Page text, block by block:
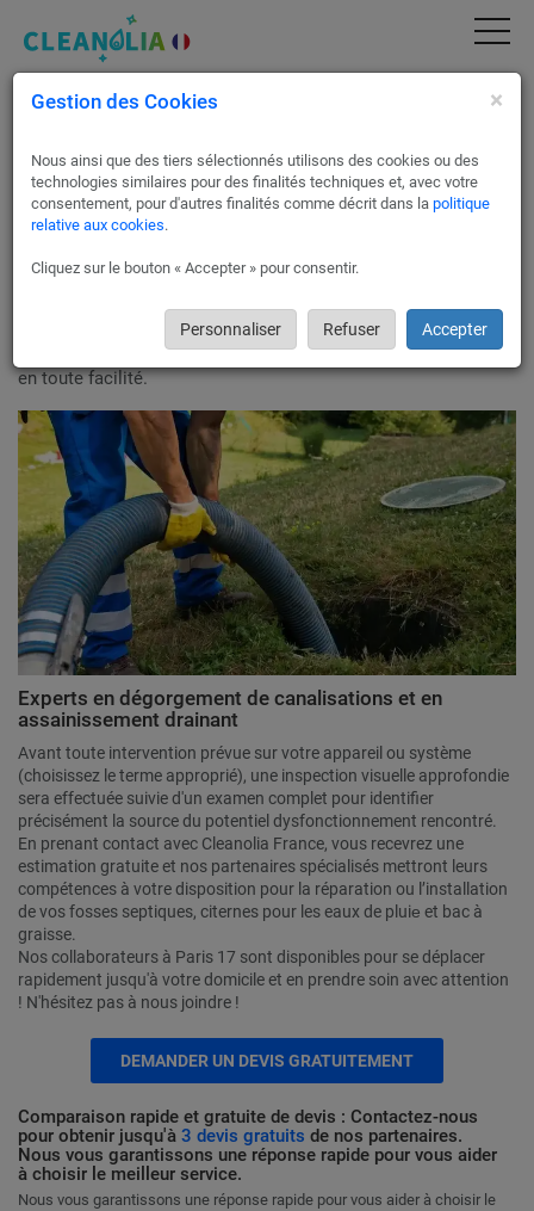
Débouchage canalisation à Paris 17 | Devis
Nos collaborateurs à Paris 17 qui se spécialisent dans les
services de dégorgement de canalisations et
d'assainissement sont équipés d'un matériel de pointe ainsi
eaux usées. Pour éliminer ou prévenir les mauvaises odeurs
Cleanolia offre la possibilité d’obtenir jusqu’à trois devis
gratuits pour des services de dégorgement de canalisations
en toute facilité.
Experts en dégorgement de canalisations et en
assainissement drainant
Avant toute intervention prévue sur votre appareil ou système
(choisissez le terme approprié), une inspection visuelle approfondie
sera effectuée suivie d'un examen complet pour identifier
précisément la source du potentiel dysfonctionnement rencontré.
En prenant contact avec Cleanolia France, vous recevrez une
estimation gratuite et nos partenaires spécialisés mettront leurs
compétences à votre disposition pour la réparation ou l’installation
de vos fosses septiques, citernes pour les eaux de pluiе et bac à
graisse.
Nos collaborateurs à Paris 17 sont disponibles pour se déplacer
rapidement jusqu'à votre domicile et en prendre soin avec attention
! N'hésitez pas à nous joindre !
DEMANDER UN DEVIS GRATUITEMENT
Comparaison rapide et gratuite de devis : Contactez-nous
pour obtenir jusqu'à 3 devis gratuits de nos partenaires.
Nous vous garantissons une réponse rapide pour vous aider
à choisir le meilleur service.
Nous vous garantissons une réponse rapide pour vous aider à choisir le
Gestion des Cookies ×
Nous ainsi que des tiers sélectionnés utilisons des cookies ou des
technologies similaires pour des finalités techniques et, avec votre
consentement, pour d'autres finalités comme décrit dans la politique
relative aux cookies.
Cliquez sur le bouton « Accepter » pour consentir.
Personnaliser Refuser Accepter